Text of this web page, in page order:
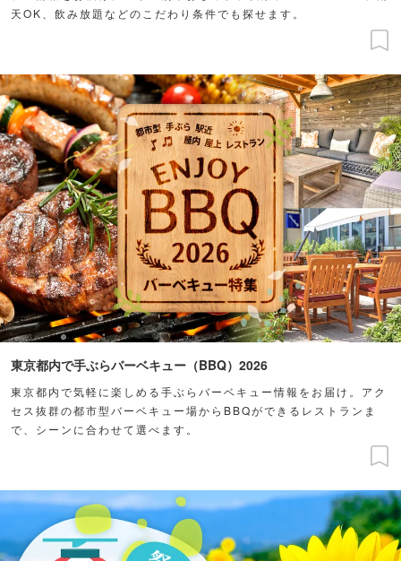
天OK、飲み放題などのこだわり条件でも探せます。
東京都内で手ぶらバーベキュー（BBQ）2026
東京都内で気軽に楽しめる手ぶらバーベキュー情報をお届け。アク
セス抜群の都市型バーベキュー場からBBQができるレストランま
で、シーンに合わせて選べます。